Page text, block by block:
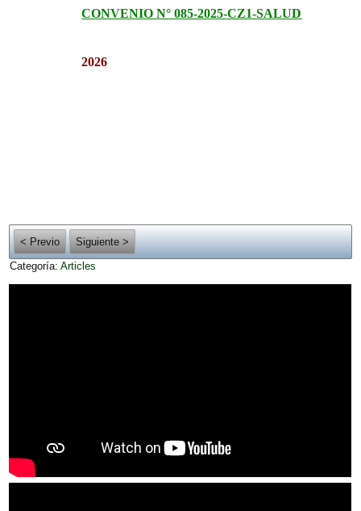
CONVENIO N° 085-2025-CZ1-SALUD
2026
< Previo
Siguiente >
Categoría:Articles